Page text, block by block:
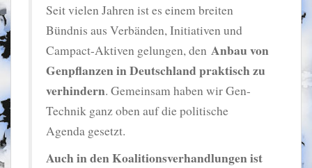
Seit vielen Jahren ist es einem breiten
Bündnis aus Verbänden, Initiativen und
Campact-Aktiven gelungen, den Anbau von
Genpflanzen in Deutschland praktisch zu
verhindern. Gemeinsam haben wir Gen-
Technik ganz oben auf die politische
Agenda gesetzt.
Auch in den Koalitionsverhandlungen ist